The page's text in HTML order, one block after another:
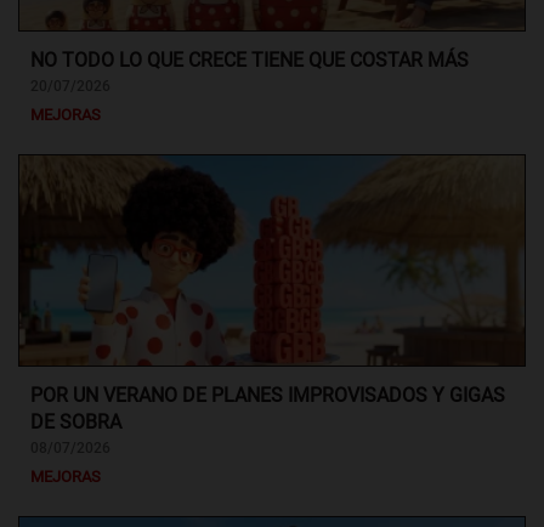
NO TODO LO QUE CRECE TIENE QUE COSTAR MÁS
MEJORAS
POR UN VERANO DE PLANES IMPROVISADOS Y GIGAS
DE SOBRA
MEJORAS